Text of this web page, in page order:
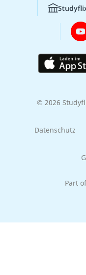
© 2026
Datenschutz
Part